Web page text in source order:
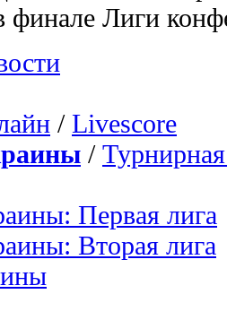
финале Лиги
/ Livescore
/
Первая лига
Вторая лига